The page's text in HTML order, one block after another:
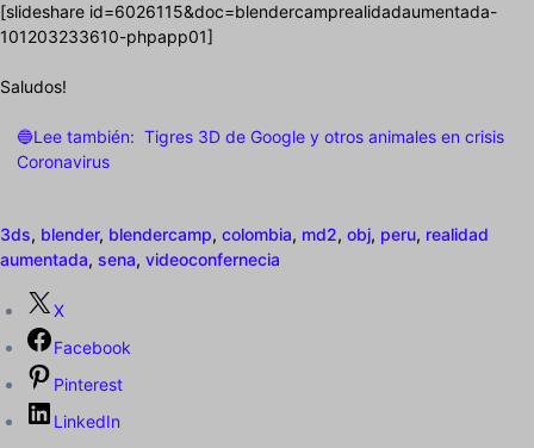
[slideshare id=6026115&doc=blendercamprealidadaumentada-
101203233610-phpapp01]
Saludos!
🔵Lee también: Tigres 3D de Google y otros animales en crisis
Coronavirus
3ds, blender, blendercamp, colombia, md2, obj, peru, realidad
aumentada, sena, videoconfernecia
X
Facebook
Pinterest
LinkedIn